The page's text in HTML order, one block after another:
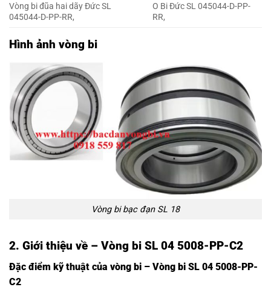
Vòng bi đũa hai dãy Đức SL
045044-D-PP-RR,
O Bi Đức SL 045044-D-PP-
RR,
Hình ảnh vòng bi
Vòng bi bạc đạn SL 18
2. Giới thiệu về – Vòng bi SL 04 5008-PP-C2
Đặc điểm kỹ thuật của vòng bi – Vòng bi SL 04 5008-PP-
C2